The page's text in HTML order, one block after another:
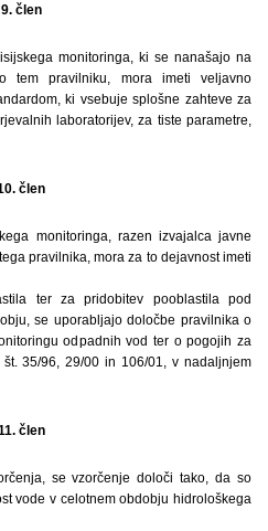
9. člen
monitoringa, ki se nanašajo na
tem pravilniku, mora imeti veljavno
ki vsebuje splošne zahteve za
laboratorijev, za tiste parametre,
člen
monitoringa, razen izvajalca javne
pravilnika, mora za to dejavnost imeti
ter za pridobitev pooblastila pod
se uporabljajo določbe pravilnika o
odpadnih vod ter o pogojih za
35/96, 29/00 in 106/01, v nadaljnjem
člen
se vzorčenje določi tako, da so
vode v celotnem obdobju hidrološkega